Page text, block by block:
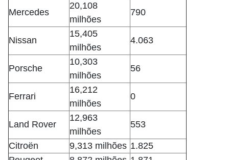
Mercedes
20,108
milhões
790
Nissan
15,405
milhões
4.063
Porsche
10,303
milhões
56
Ferrari
16,212
milhões
0
Land Rover
12,963
milhões
553
Citroën 9,313 milhões 1.825